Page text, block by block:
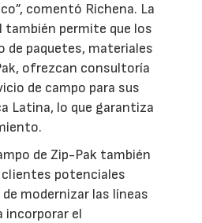
comentó Richena. La
también permite que los
de paquetes, materiales
ofrezcan consultoría
de campo para sus
Latina, lo que garantiza
de Zip-Pak también
potenciales
modernizar las líneas
incorporar el